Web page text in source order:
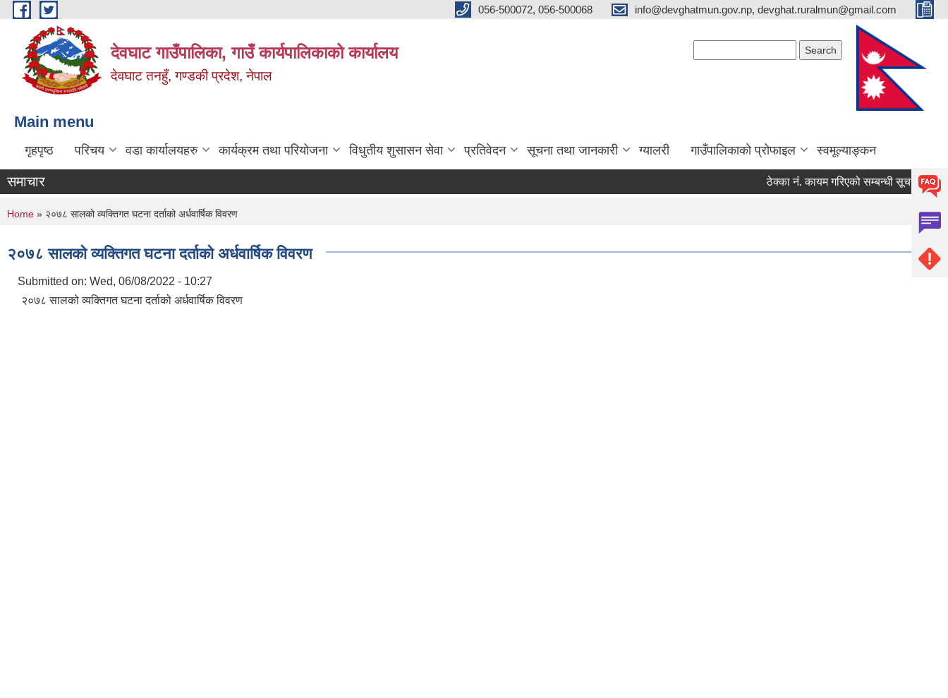
Skip to main content 056-500072, 056-500068 info@devghatmun.gov.np, devghat.ruralmun@gmail.com
देवघाट गाउँपालिका, गाउँ कार्यपालिकाको कार्यालय
देवघाट तनहुँ, गण्डकी प्रदेश, नेपाल
Main menu
गृहपृष्ठ परिचय वडा कार्यालयहरु कार्यक्रम तथा परियोजना विधुतीय शुसासन सेवा प्रतिवेदन सूचना तथा जानकारी ग्यालरी गाउँपालिकाको प्रोफाइल स्वमूल्याङ्कन
समाचार ठेक्का नंं. कायम गरिएको सम्बन्धी सूचना !
You are here
Home » २०७८ सालको व्यक्तिगत घटना दर्ताको अर्धवार्षिक विवरण
२०७८ सालको व्यक्तिगत घटना दर्ताको अर्धवार्षिक विवरण
Submitted on: Wed, 06/08/2022 - 10:27
२०७८ सालको व्यक्तिगत घटना दर्ताको अर्धवार्षिक विवरण